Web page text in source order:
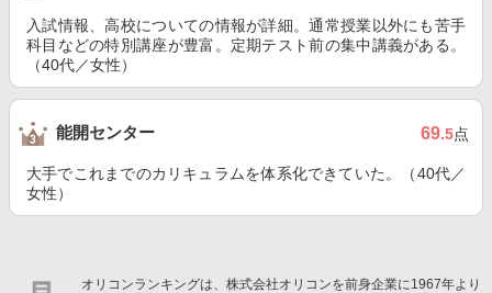
入試情報、高校についての情報が詳細。通常授業以外にも苦手
科目などの特別講座が豊富。定期テスト前の集中講義がある。
（40代／女性）
能開センター 69.5点
大手でこれまでのカリキュラムを体系化できていた。（40代／
女性）
オリコンランキングは、株式会社オリコンを前身企業に1967年より